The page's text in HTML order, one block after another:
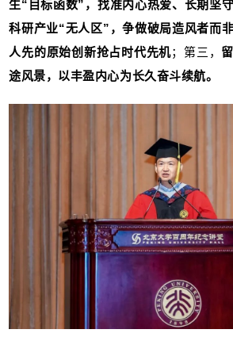
生“目标函数”，找准内心热爱、长期坚
科研产业“无人区”，争做破局造风者而
人先的原始创新抢占时代先机；第三，
途风景，以丰盈内心为长久奋斗续航。